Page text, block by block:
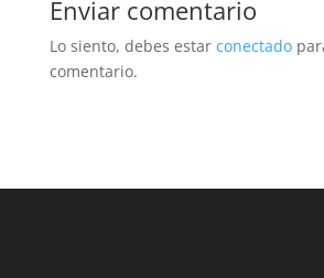
Enviar comentario
Lo siento, debes estar conectado
comentario.